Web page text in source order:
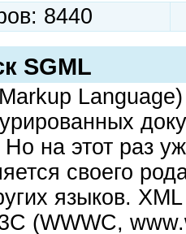
8440
SGML
на этот раз
своего
языков.
(WWWC,